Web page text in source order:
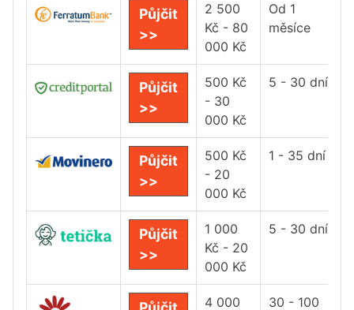
Půjčit
>>
2 500
Kč - 80
000 Kč
Od 1
měsíce
Půjčit
>>
500 Kč
- 30
000 Kč
5 - 30 dní
Půjčit
>>
500 Kč
- 20
000 Kč
1 - 35 dní
Půjčit
>>
1 000
Kč - 20
000 Kč
5 - 30 dní
4 000 30 - 100